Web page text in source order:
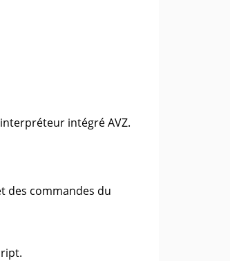
intégré AVZ.
des commandes du